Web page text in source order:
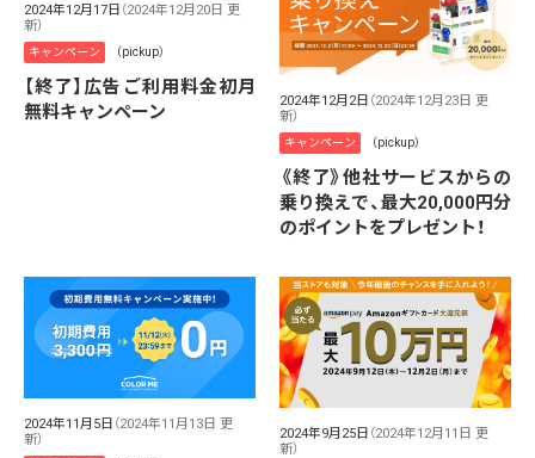
2024年12月17日 （2024年12月20日 更
新）
キャンペーン （pickup）
【終了】広告ご利用料金初月
無料キャンペーン
2024年12月2日 （2024年12月23日 更
新）
キャンペーン （pickup）
《終了》他社サービスからの
乗り換えで、最大20,000円分
のポイントをプレゼント！
2024年11月5日 （2024年11月13日 更
新）
2024年9月25日 （2024年12月11日 更
新）